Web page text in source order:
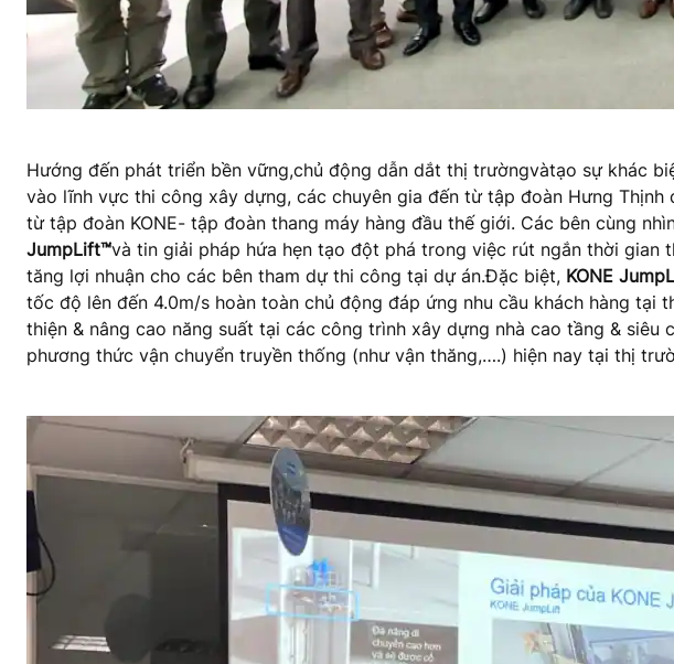
Hướng đến phát triển bền vững,chủ động dẫn dắt thị trườngvàtạo sự khác
vào lĩnh vực thi công xây dựng, các chuyên gia đến từ tập đoàn Hưng
từ tập đoàn KONE- tập đoàn thang máy hàng đầu thế giới. Các bên cùng
JumpLift™và tin giải pháp hứa hẹn tạo đột phá trong việc rút ngắn thời gian
tăng lợi nhuận cho các bên tham dự thi công tại dự án.Đặc biệt, KONE
tốc độ lên đến 4.0m/s hoàn toàn chủ động đáp ứng nhu cầu khách hàng tại
thiện & nâng cao năng suất tại các công trình xây dựng nhà cao tầng & siêu
phương thức vận chuyển truyền thống (như vận thăng,….) hiện nay tại thị